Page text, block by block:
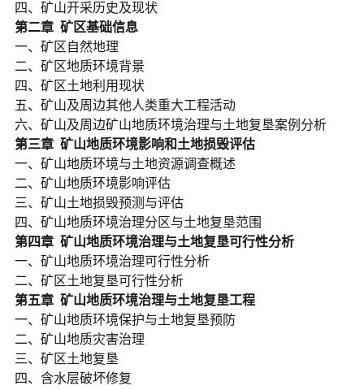
四、矿山开采历史及现状
第二章 矿区基础信息
一、矿区自然地理
二、矿区地质环境背景
四、矿区土地利用现状
五、矿山及周边其他人类重大工程活动
六、矿山及周边矿山地质环境治理与土地复垦案例分析
第三章 矿山地质环境影响和土地损毁评估
一、矿山地质环境与土地资源调查概述
二、矿山地质环境影响评估
三、矿山土地损毁预测与评估
四、矿山地质环境治理分区与土地复垦范围
第四章 矿山地质环境治理与土地复垦可行性分析
一、矿山地质环境治理可行性分析
二、矿区土地复垦可行性分析
第五章 矿山地质环境治理与土地复垦工程
一、矿山地质环境保护与土地复垦预防
二、矿山地质灾害治理
三、矿区土地复垦
四、含水层破坏修复